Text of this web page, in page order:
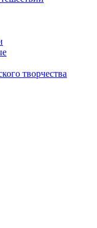
творчества